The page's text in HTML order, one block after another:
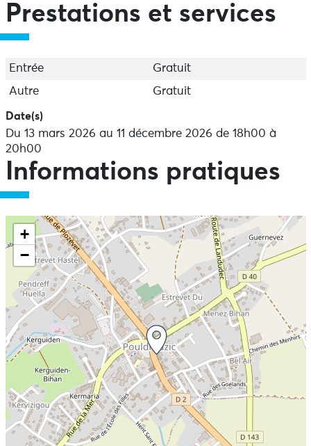
Prestations et services
Entrée
Gratuit
Autre
Gratuit
Date(s)
Du 13 mars 2026 au 11 décembre 2026 de 18h00 à
20h00
Informations pratiques
+
−